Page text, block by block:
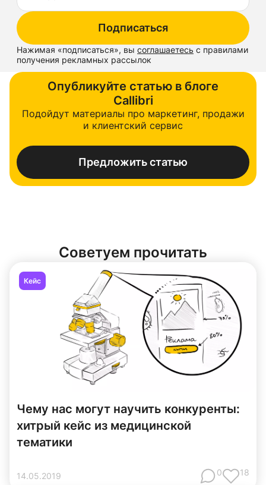
Подписаться
Нажимая «подписаться», вы соглашаетесь с правилами
получения рекламных рассылок
Опубликуйте статью в блоге
Callibri
Подойдут материалы про маркетинг, продажи
и клиентский сервис
Предложить статью
Советуем прочитать
Кейс
Чему нас могут научить конкуренты:
хитрый кейс из медицинской
тематики
14.05.2019 0 18